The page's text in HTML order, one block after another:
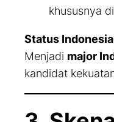
khususnya
Status
Menjadi major
kandidat